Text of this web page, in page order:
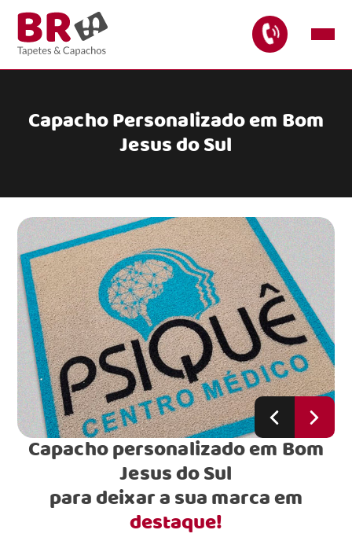
Capacho Personalizado em Bom
Jesus do Sul
Capacho personalizado em Bom
Jesus do Sul
para deixar a sua marca em
destaque!